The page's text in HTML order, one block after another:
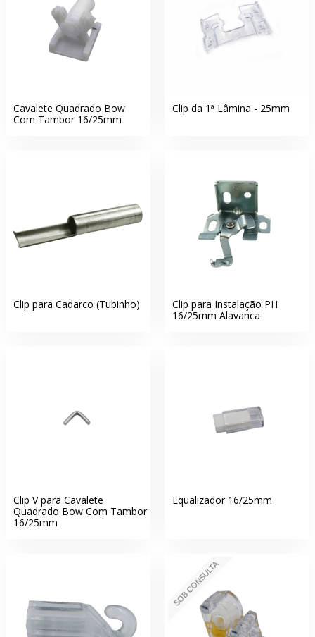
Cavalete Quadrado Bow
Com Tambor 16/25mm
Clip da 1ª Lâmina - 25mm
Clip para Cadarco (Tubinho)
Clip para Instalação PH
16/25mm Alavanca
Clip V para Cavalete
Quadrado Bow Com Tambor
16/25mm
Equalizador 16/25mm
SOB CONSULTA